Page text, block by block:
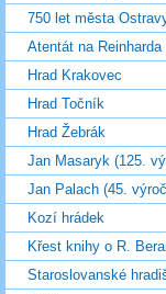
750 let města
Atentát na
Hrad Krakovec
Hrad Točník
Hrad Žebrák
Jan Masaryk (125.
Jan Palach (45.
Kozí hrádek
Křest knihy o R.
Staroslovanské